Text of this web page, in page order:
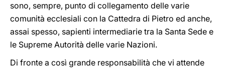
sono, sempre, punto di collegamento delle varie
comunità ecclesiali con la Cattedra di Pietro ed anche,
assai spesso, sapienti intermediarie tra la Santa Sede e
le Supreme Autorità delle varie Nazioni.
Di fronte a così grande responsabilità che vi attende